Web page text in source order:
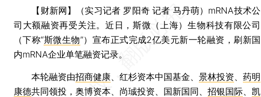
【财新网】（实习记者 罗阳奇 记者 马丹萌） mRNA技术公
司大额融资再受关注。近日，斯微（上海）生物科技有限公司
（下称“斯微生物”）宣布正式完成2亿美元新一轮融资，刷新国
内mRNA企业单笔融资记录。
本轮融资由招商健康、红杉资本中国基金、 景林投资、 药明
康德共同领投，奥博资本、尚珹投资、国新国同、 招银国际、 凯